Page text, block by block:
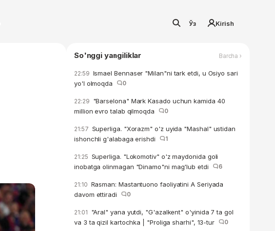
Ўз Kirish
So'nggi yangiliklar Barcha ›
22:59 Ismael Bennaser "Milan"ni tark etdi, u Osiyo sari
yo'l olmoqda
0
22:29 "Barselona" Mark Kasado uchun kamida 40
million evro talab qilmoqda
0
21:57 Superliga. "Xorazm" o'z uyida "Mashal" ustidan
ishonchli g'alabaga erishdi
1
21:25 Superliga. "Lokomotiv" o'z maydonida goli
inobatga olinmagan "Dinamo"ni mag'lub etdi
6
21:10 Rasman: Mastantuono faoliyatini A Seriyada
davom ettiradi
0
21:01 "Aral" yana yutdi, "G'azalkent" o'yinida 7 ta gol
va 3 ta qizil kartochka | "Proliga sharhi", 13-tur
0